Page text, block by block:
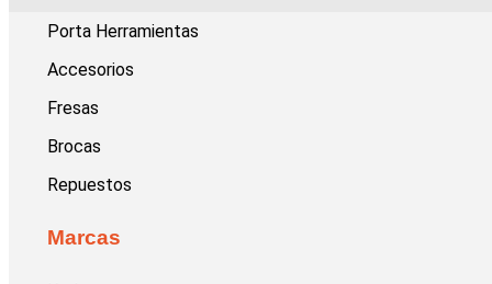
Porta Herramientas
Accesorios
Fresas
Brocas
Repuestos
Marcas